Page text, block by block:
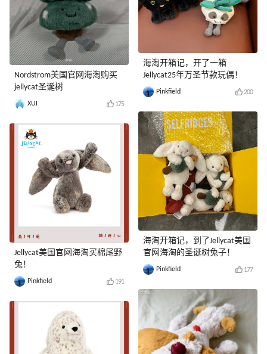
Nordstrom美国官网海淘购买
jellycat圣诞树
XUI 175
Jellycat美国官网海淘买棉尾野
兔！
Pinkfield 191
海淘开箱记，开了一箱
Jellycat25年万圣节款玩偶！
Pinkfield 200
海淘开箱记，到了Jellycat美国
官网海淘的圣诞树兔子！
Pinkfield 177